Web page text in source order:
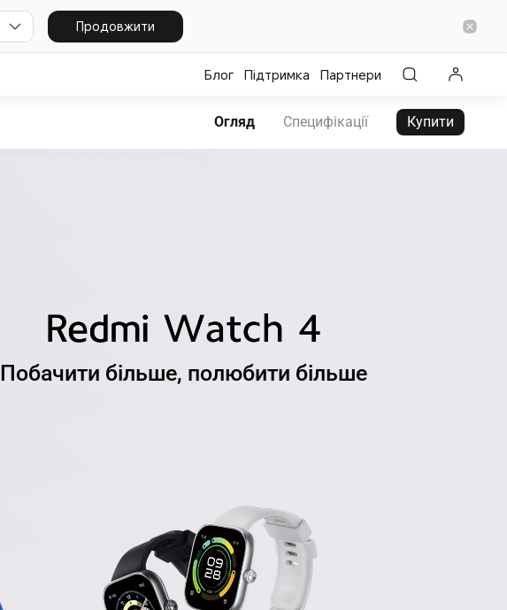
Продовжити
Блог Підтримка Партнери
Огляд Специфікації Купити
Побачити більше, полюбити більше